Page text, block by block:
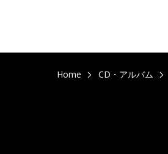
Home CD・アルバム